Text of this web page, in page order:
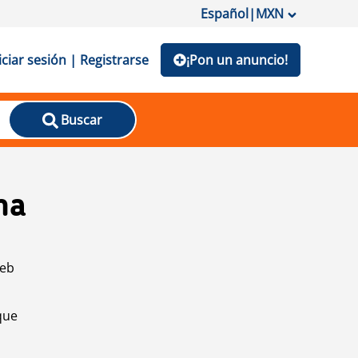
Español|MXN
sesión | Registrarse ¡Pon un anuncio!
Buscar